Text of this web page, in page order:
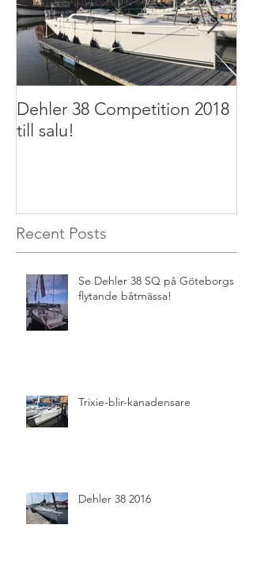
Dehler 38 Competition 2018
till salu!
Recent Posts
Se Dehler 38 SQ på Göteborgs
flytande båtmässa!
Trixie-blir-kanadensare
Dehler 38 2016